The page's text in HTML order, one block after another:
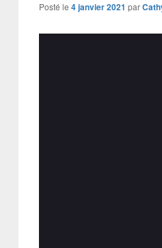
Posté le 4 janvier 2021 par